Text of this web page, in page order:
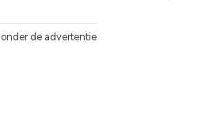
onder de advertentie